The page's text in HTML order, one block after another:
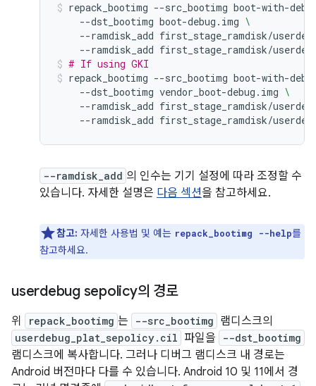
repack_bootimg --src_bootimg boot-with-
--dst_bootimg boot-debug.img \
--ramdisk_add first_stage_ramdisk/
--ramdisk_add first_stage_ramdisk/
# If using GKI
repack_bootimg --src_bootimg boot-with-
--dst_bootimg vendor_boot-debug.img \
--ramdisk_add first_stage_ramdisk/
--ramdisk_add first_stage_ramdisk/
--ramdisk_add 의 인수는 기기 설정에 따라 조정할 수
있습니다. 자세한 설명은 다음 섹션을 참고하세요.
참고: 자세한 사용법 및 예는 repack_bootimg --help를
참고하세요.
userdebug sepolicy의 경로
위 repack_bootimg 는 --src_bootimg 램디스크의
userdebug_plat_sepolicy.cil 파일을 --dst_bootimg
램디스크에 복사합니다. 그러나 디버그 램디스크 내 경로는
Android 버전마다 다를 수 있습니다. Android 10 및 11에서 경